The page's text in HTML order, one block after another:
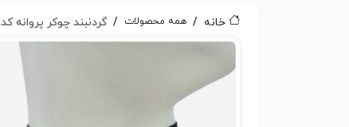
خانه همه محصولات گردنبند چوکر پروانه کد۲۸۱۸